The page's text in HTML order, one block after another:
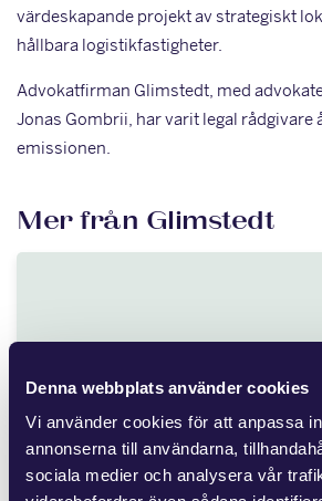
Denna webbplats använder cookies
Vi använder cookies för att anpassa
annonserna till användarna,
sociala medier och analysera vår
värdeskapande projekt av strategiskt
hållbara logistikfastigheter.
Advokatfirman Glimstedt, med
Jonas Gombrii, har varit legal rådgivare
emissionen.
Mer från Glimstedt
Ny lag om avgift för
områdessamverkan
Flera fastighetsägare vidtar åtgärder för